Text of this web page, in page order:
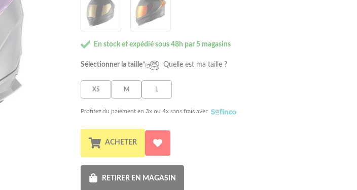
En stock et expédié sous 48h par 5 magasins
Sélectionner la taille* Quelle est ma taille ?
XS M L
Profitez du paiement en 3x ou 4x sans frais avec
ACHETER
RETIRER EN MAGASIN